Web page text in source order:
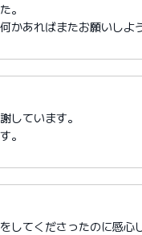
。
かあればまたお願いしよ
しています。
。
してくださったのに感心